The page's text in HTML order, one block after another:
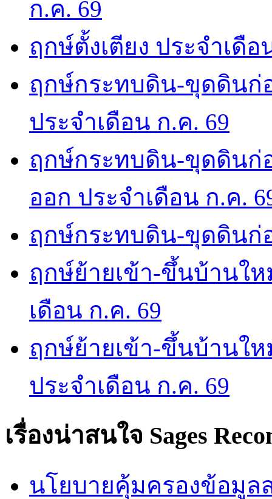
ก.ค. 69
ฤกษ์ตั้งเตียง ประจำเดือ
ฤกษ์กระทบดิน-ขุดดินก่
ประจำเดือน ก.ค. 69
ฤกษ์กระทบดิน-ขุดดินก่
ออก ประจำเดือน ก.ค.
ฤกษ์กระทบดิน-ขุดดินก่
ฤกษ์ย้ายเข้า-ขึ้นบ้านใ
เดือน ก.ค. 69
ฤกษ์ย้ายเข้า-ขึ้นบ้านใ
ประจำเดือน ก.ค. 69
เรื่องน่าสนใจ Sages
นโยบายคุ้มครองข้อมูล